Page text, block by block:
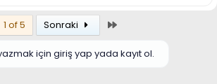
1 of 5 Sonraki
için giriş yap yada kayıt ol.